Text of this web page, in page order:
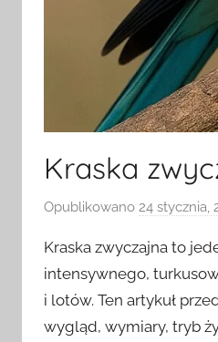
Kraska
Opublikowano 24 stycznia,
Kraska zwyczajna to
intensywnego,
i lotów. Ten artykuł
wygląd, wymiary, tryb